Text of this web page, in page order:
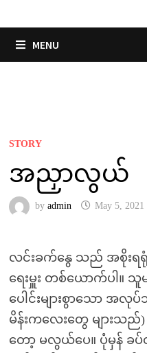
MENU
STORY
အညှာလွယ်
by admin May 5, 2021
လင်းခက်နွေ သည် အစိုးရရုံ
ရေးမှူး တစ်ယောက်ပါ။
ပေါင်းများစွာသော အလု
မိန်းကလေးတွေ များ
တော့ မလွယ်ပေ။ ပုံမှန်